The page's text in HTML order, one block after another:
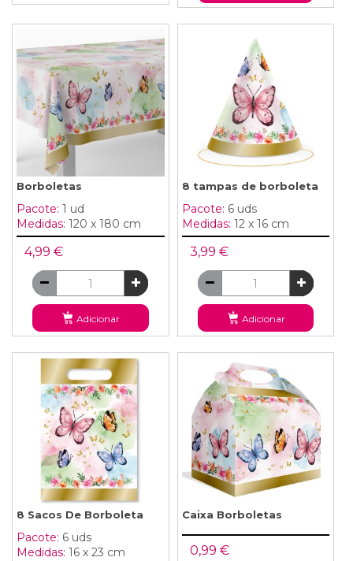
Borboletas
Pacote: 1 ud
Medidas: 120 x 180 cm
4,99 €
Adicionar
8 tampas de borboleta
Pacote: 6 uds
Medidas: 12 x 16 cm
3,99 €
Adicionar
8 Sacos De Borboleta
Pacote: 6 uds
Medidas: 16 x 23 cm
Caixa Borboletas
0,99 €